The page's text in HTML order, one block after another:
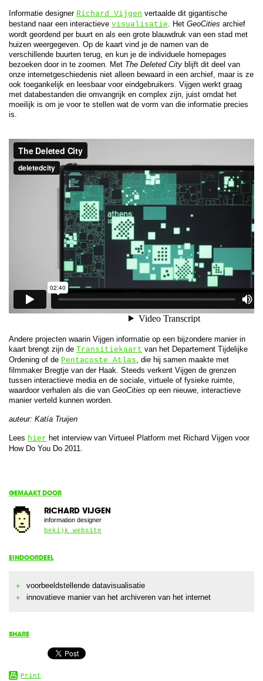
Informatie designer Richard Vijgen vertaalde dit gigantische
bestand naar een interactieve visualisatie. Het GeoCities archief
wordt geordend per buurt en als een grote blauwdruk van een stad met
huizen weergegeven. Op de kaart vind je de namen van de
verschillende buurten terug, en kun je de individuele homepages
bezoeken door in te zoomen. Met The Deleted City blijft dit deel van
onze internetgeschiedenis niet alleen bewaard in een archief, maar is ze
ook toegankelijk en leesbaar voor eindgebruikers. Vijgen werkt graag
met databestanden die omvangrijk en complex zijn, juist omdat het
moeilijk is om je voor te stellen wat de vorm van die informatie precies
is.
Andere projecten waarin Vijgen informatie op een bijzondere manier in
kaart brengt zijn de Transitiekaart van het Departement Tijdelijke
Ordening of de Pentacoste Atlas, die hij samen maakte met
filmmaker Bregtje van der Haak. Steeds verkent Vijgen de grenzen
tussen interactieve media en de sociale, virtuele of fysieke ruimte,
waardoor verhalen als die van GeoCities op een nieuwe, interactieve
manier verteld kunnen worden.
auteur: Katía Truijen
Lees hier het interview van Virtueel Platform met Richard Vijgen voor
How Do You Do 2011.
GEMAAKT DOOR
RICHARD VIJGEN
information designer
bekijk website
EINDOORDEEL
voorbeeldstellende datavisualisatie
innovatieve manier van het archiveren van het internet
SHARE
Print